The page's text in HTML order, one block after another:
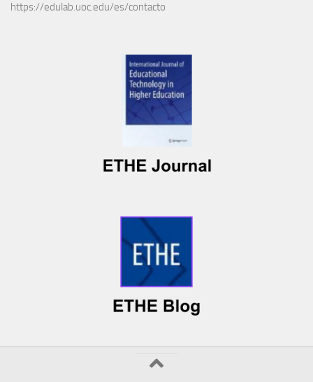
https://edulab.uoc.edu/es/contacto